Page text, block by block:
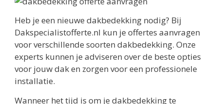
Heb je een nieuwe dakbedekking nodig? Bij
Dakspecialistofferte.nl kun je offertes aanvragen
voor verschillende soorten dakbedekking. Onze
experts kunnen je adviseren over de beste opties
voor jouw dak en zorgen voor een professionele
installatie.
Wanneer het tijd is om je dakbedekking te